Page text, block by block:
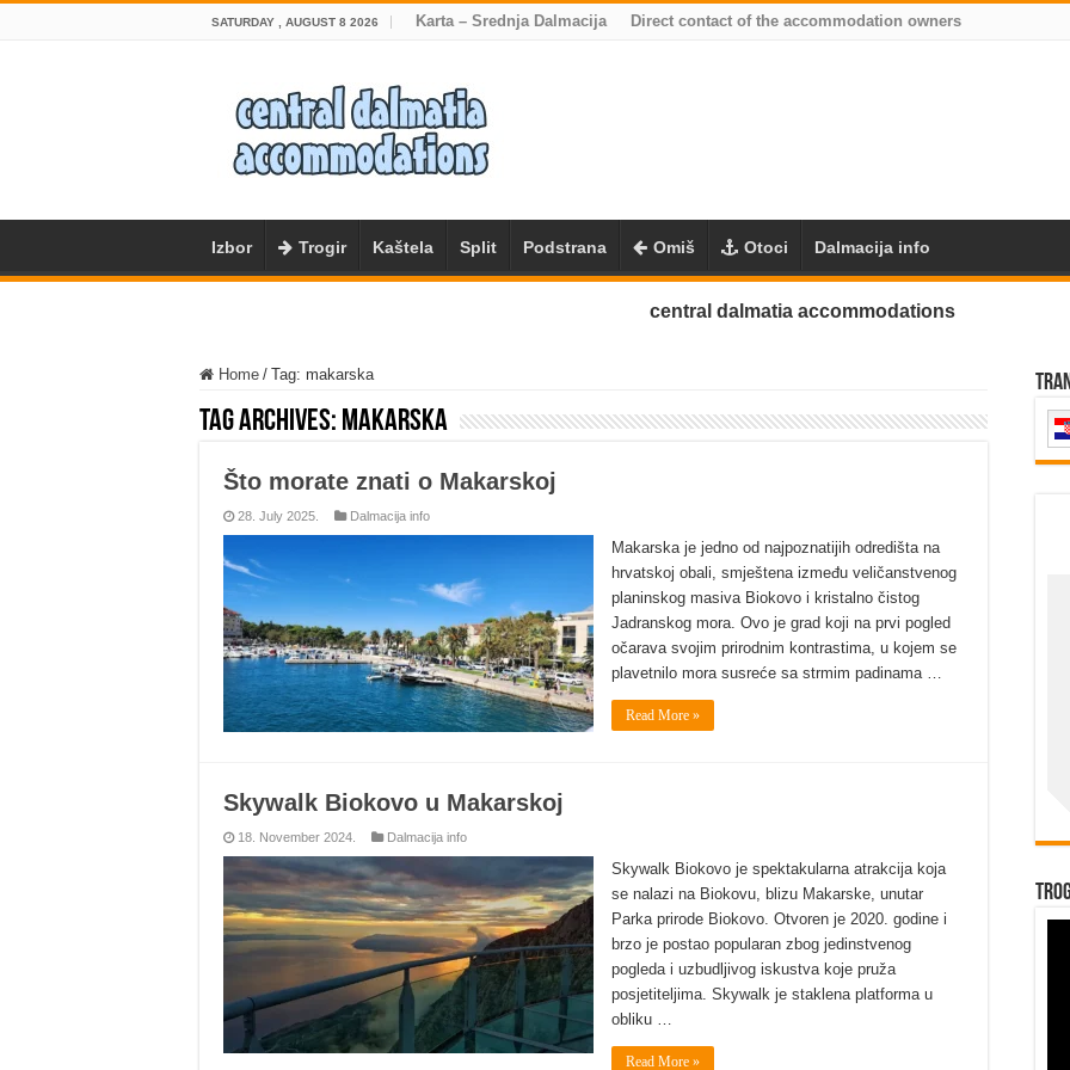
SATURDAY , AUGUST 8 2026 Karta – Srednja Dalmacija Direct contact of the accommodation owners
Izbor Trogir Kaštela Split Podstrana Omiš Otoci Dalmacija info
central dalmatia accommodations
Home / Tag: makarska
Tag Archives: makarska
Što morate znati o Makarskoj
28. July 2025. Dalmacija info
Makarska je jedno od najpoznatijih odredišta na
hrvatskoj obali, smještena između veličanstvenog
planinskog masiva Biokovo i kristalno čistog
Jadranskog mora. Ovo je grad koji na prvi pogled
očarava svojim prirodnim kontrastima, u kojem se
plavetnilo mora susreće sa strmim padinama …
Read More »
Skywalk Biokovo u Makarskoj
18. November 2024. Dalmacija info
Skywalk Biokovo je spektakularna atrakcija koja
se nalazi na Biokovu, blizu Makarske, unutar
Parka prirode Biokovo. Otvoren je 2020. godine i
brzo je postao popularan zbog jedinstvenog
pogleda i uzbudljivog iskustva koje pruža
posjetiteljima. Skywalk je staklena platforma u
obliku …
Read More »